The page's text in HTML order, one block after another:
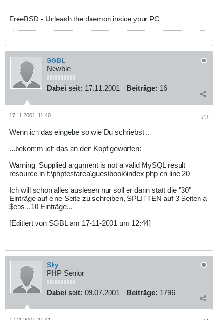
FreeBSD - Unleash the daemon inside your PC
SGBL
Newbie
Dabei seit: 17.11.2001 Beiträge: 16
#3
17.11.2001, 11:40
Wenn ich das eingebe so wie Du schriebst...
...bekomm ich das an den Kopf geworfen:
Warning: Supplied argument is not a valid MySQL result
resource in f:\phptestarea\guestbook\index.php on line 20
Ich will schon alles auslesen nur soll er dann statt die "30"
Einträge auf eine Seite zu schreiben, SPLITTEN auf 3 Seiten a
$eps ..10 Einträge...
[Editiert von SGBL am 17-11-2001 um 12:44]
Sky
PHP Senior
Dabei seit: 09.07.2001 Beiträge: 1796